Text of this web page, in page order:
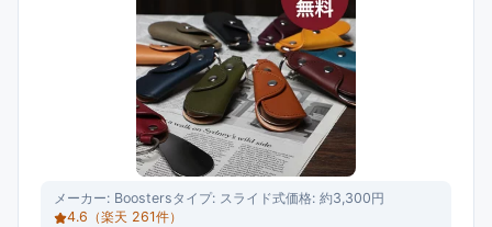
メーカー: Boostersタイプ: スライド式価格: 約3,300円
4.6 （楽天 261件）